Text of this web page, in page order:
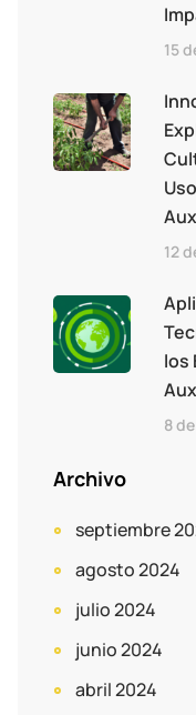
15
12
los
8
Archivo
septiembre
agosto 2024
julio 2024
junio 2024
abril 2024